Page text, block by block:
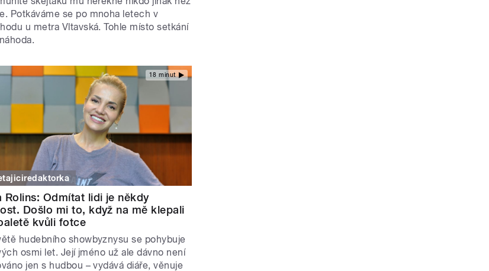
Potkáváme se po mnoha letech v
u metra Vltavská. Tohle místo setkání
18 minut
Rolins: Odmítat lidi je někdy
Došlo mi to, když na mě klepali
kvůli fotce
hudebního showbyznysu se pohybuje
osmi let. Její jméno už ale dávno není
jen s hudbou – vydává diáře, věnuje